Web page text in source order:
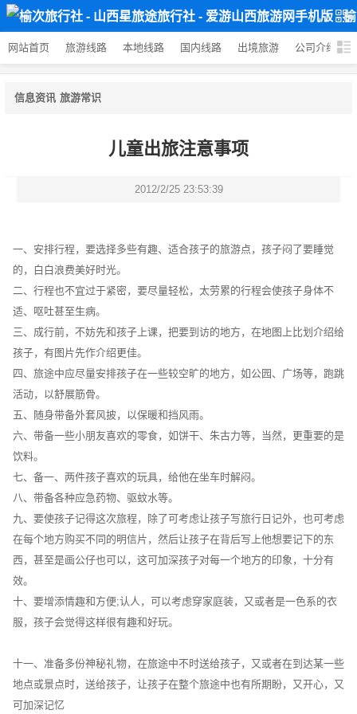
网站首页 旅游线路 本地线路 国内线路 出境旅游 公司介绍
信息资讯 旅游常识
儿童出旅注意事项
2012/2/25 23:53:39
一、安排行程，要选择多些有趣、适合孩子的旅游点，孩子闷了要睡觉
的，白白浪费美好时光。
二、行程也不宜过于紧密，要尽量轻松，太劳累的行程会使孩子身体不
适、呕吐甚至生病。
三、成行前，不妨先和孩子上课，把要到访的地方，在地图上比划介绍给
孩子，有图片先作介绍更佳。
四、旅途中应尽量安排孩子在一些较空旷的地方，如公园、广场等，跑跳
活动，以舒展筋骨。
五、随身带备外套风披，以保暖和挡风雨。
六、带备一些小朋友喜欢的零食，如饼干、朱古力等，当然，更重要的是
饮料。
七、备一、两件孩子喜欢的玩具，给他在坐车时解闷。
八、带备各种应急药物、驱蚊水等。
九、要使孩子记得这次旅程，除了可考虑让孩子写旅行日记外，也可考虑
在每个地方购买不同的明信片，然后让孩子在背后写上他想要记下的东
西，甚至是画公仔也可以，这可加深孩子对每一个地方的印象，十分有
效。
十、要增添情趣和方便;认人，可以考虑穿家庭装，又或者是一色系的衣
服，孩子会觉得这样很有趣和好玩。
十一、准备多份神秘礼物，在旅途中不时送给孩子，又或者在到达某一些
地点或景点时，送给孩子，让孩子在整个旅途中也有所期盼，又开心，又
可加深记忆